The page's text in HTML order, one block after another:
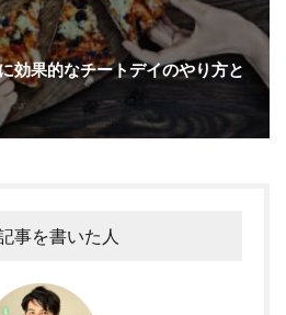
効果的なチートデイのやり方と
事を書いた人